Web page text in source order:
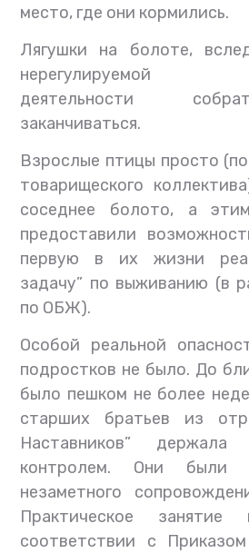
место, где они кормились.
Лягушки на болоте,
нерегулируемой
деятельности
заканчиваться.
Взрослые птицы просто
товарищеского
соседнее болото, а
предоставили
первую в их жизни
задачу” по выживанию (в
по ОБЖ).
Особой реальной
подростков не было. До
было пешком не более
старших братьев из
Наставников”
контролем. Они были
незаметного
Практическое занятие
соответствии с